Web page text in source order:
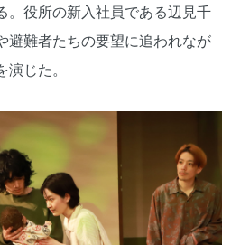
。役所の新入社員である辺見千
避難者たちの要望に追われなが
じた。